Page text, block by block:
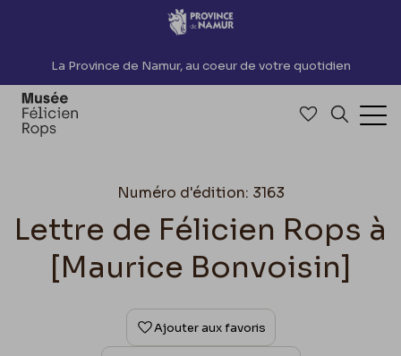
Accèder directement au contenu
La Province de Namur, au coeur de votre quotidien
Accéder à
Numéro d'édition: 3163
Lettre de Félicien Rops à
[Maurice Bonvoisin]
Ajouter aux favoris